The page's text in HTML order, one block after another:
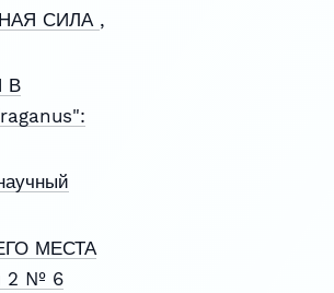
СИЛА ,
В
МЕСТА
2 № 6